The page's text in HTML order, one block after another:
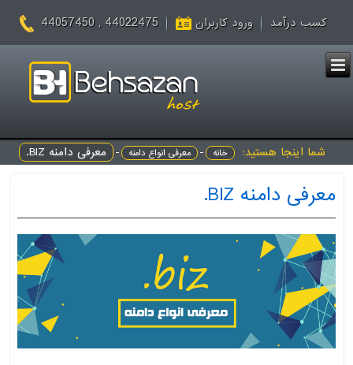
کسب درآمد ورود کاربران 44022475 , 44057450
شما اینجا هستید: خانه - معرفی انواع دامنه - معرفی دامنه BIZ.
معرفی دامنه BIZ.